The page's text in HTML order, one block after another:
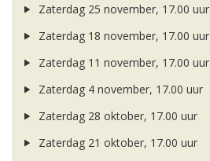
Zaterdag 25 november, 17.00 uur
Zaterdag 18 november, 17.00 uur
Zaterdag 11 november, 17.00 uur
Zaterdag 4 november, 17.00 uur
Zaterdag 28 oktober, 17.00 uur
Zaterdag 21 oktober, 17.00 uur